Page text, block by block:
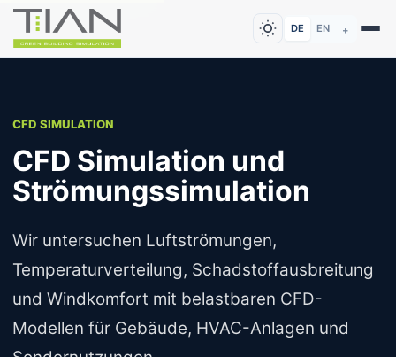
DE EN +
CFD SIMULATION
CFD Simulation und
Strömungssimulation
Wir untersuchen Luftströmungen,
Temperaturverteilung, Schadstoffausbreitung
und Windkomfort mit belastbaren CFD-
Modellen für Gebäude, HVAC-Anlagen und